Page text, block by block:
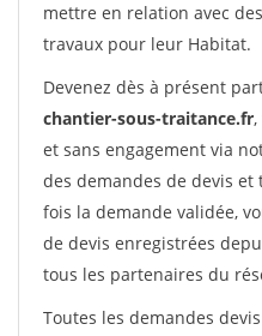
mettre en relation avec
travaux pour leur Habitat.
Devenez dès à présent
chantier-sous-traitance.fr
et sans engagement via
des demandes de devis
fois la demande validée,
de devis enregistrées
tous les partenaires du
Toutes les demandes